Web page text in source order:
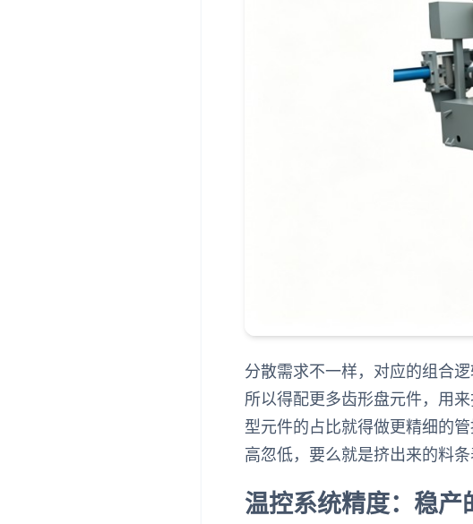
分散需求不一样，对应的组合
所以得配更多齿形盘元件，用
型元件的占比就得做更精细的
高忽低，要么就是挤出来的料
温控系统精度：稳产